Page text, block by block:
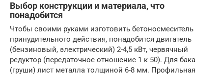
Выбор конструкции и материала, что
понадобится
Чтобы своими руками изготовить бетоносмеситель
принудительного действия, понадобится двигатель
(бензиновый, электрический) 2-4,5 кВт, червячный
редуктор (передаточное отношение 1 к 50). Для бака
(груши) лист металла толщиной 6-8 мм. Профильная